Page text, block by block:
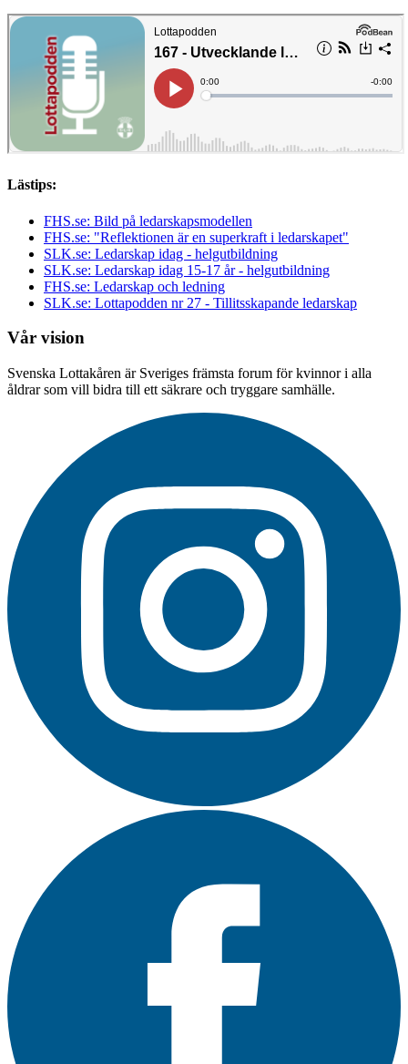
Lästips:
FHS.se: Bild på ledarskapsmodellen
FHS.se: "Reflektionen är en superkraft i ledarskapet"
SLK.se: Ledarskap idag - helgutbildning
SLK.se: Ledarskap idag 15-17 år - helgutbildning
FHS.se: Ledarskap och ledning
SLK.se: Lottapodden nr 27 - Tillitsskapande ledarskap
Vår vision
Svenska Lottakåren är Sveriges främsta forum för kvinnor i alla
åldrar som vill bidra till ett säkrare och tryggare samhälle.